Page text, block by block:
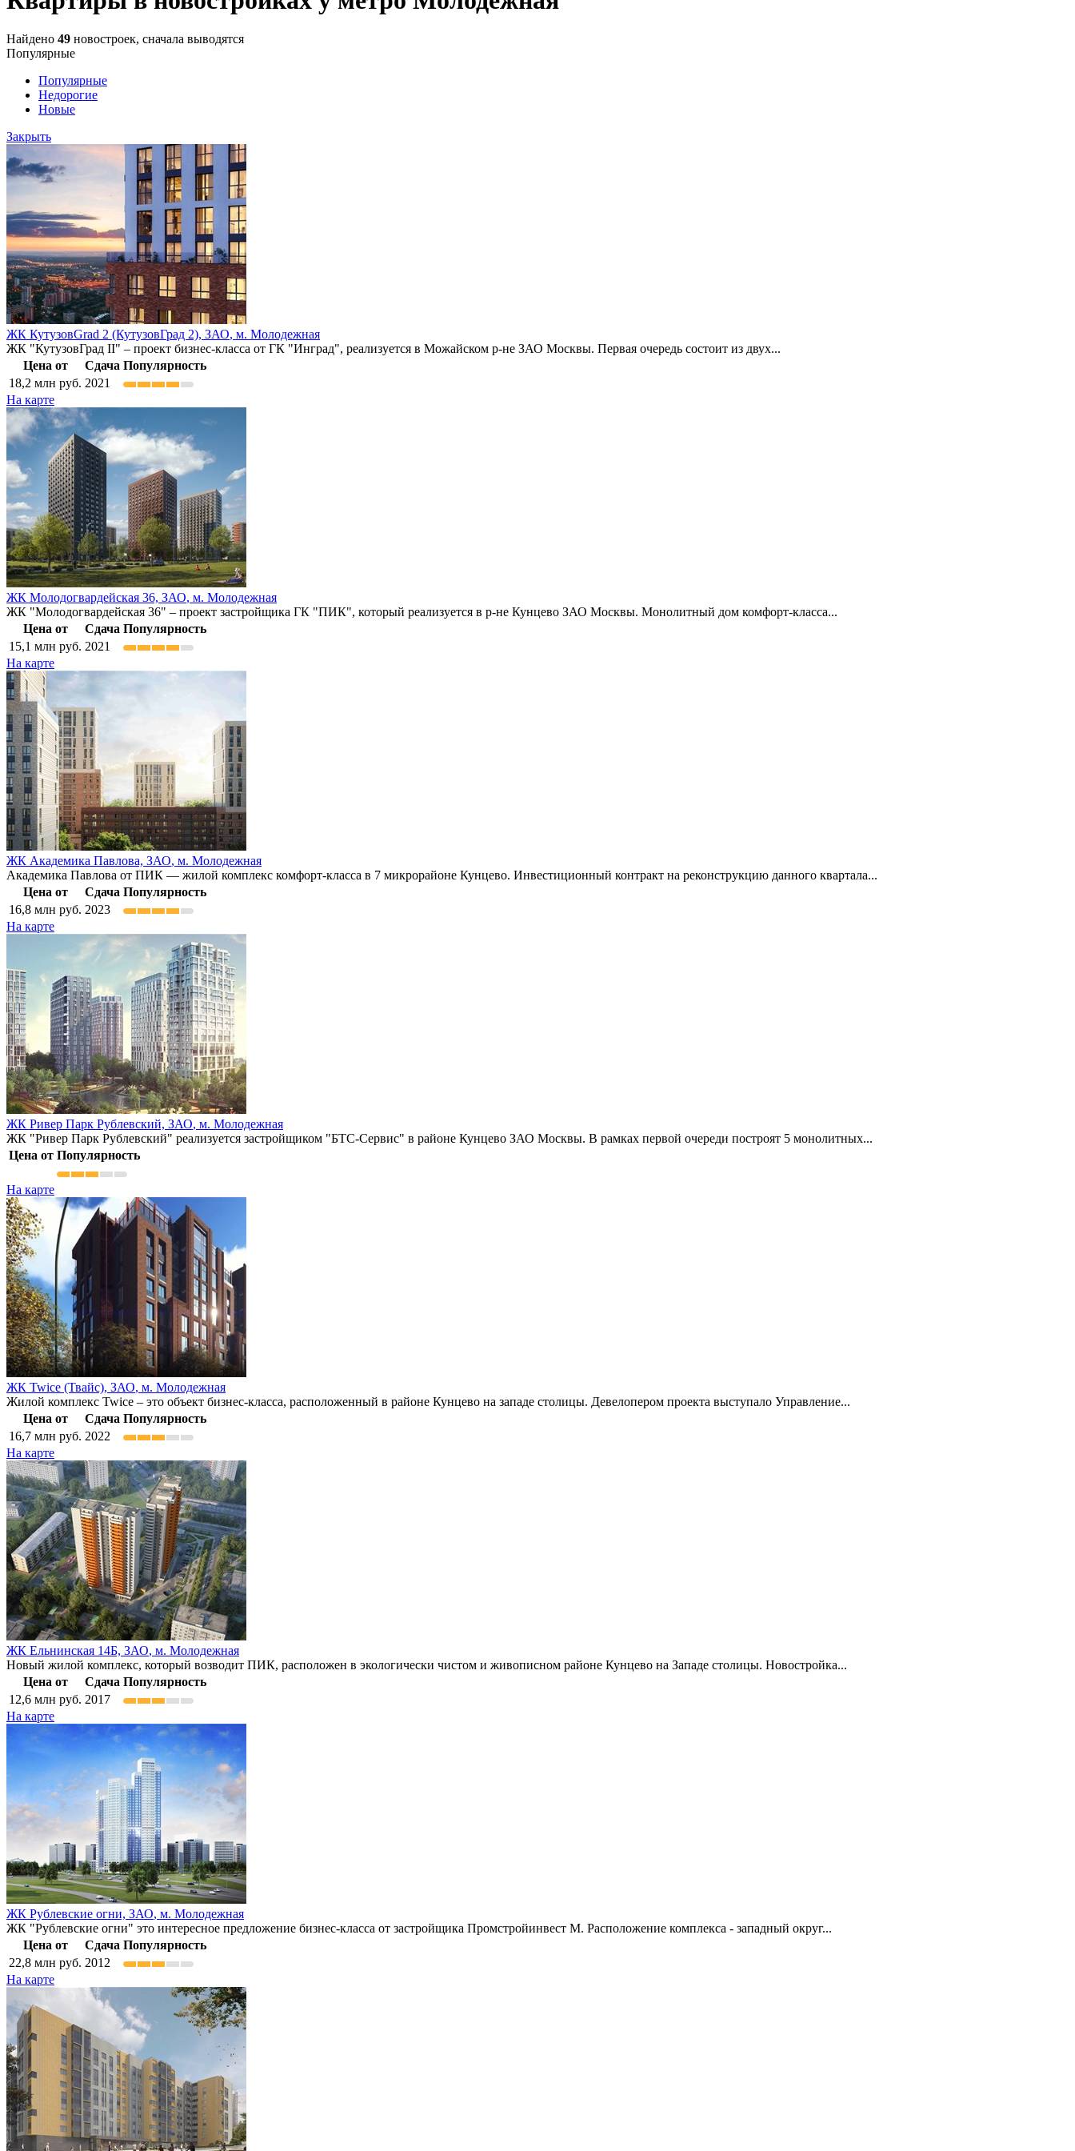
Найдено 49 новостроек, сначала выводятся
Популярные
Популярные
Недорогие
Новые
Закрыть
ЖК КутузовGrad 2 (КутузовГрад 2), ЗАО, м. Молодежная
ЖК "КутузовГрад II" – проект бизнес-класса от ГК "Инград", реализуется в Можайском р-не ЗАО Москвы. Первая очередь состоит из двух...
Цена от
Сдача Популярность
18,2 млн руб. 2021
На карте
ЖК Молодогвардейская 36, ЗАО, м. Молодежная
ЖК "Молодогвардейская 36" – проект застройщика ГК "ПИК", который реализуется в р-не Кунцево ЗАО Москвы. Монолитный дом комфорт-класса...
Цена от
Сдача Популярность
15,1 млн руб. 2021
На карте
ЖК Академика Павлова, ЗАО, м. Молодежная
Академика Павлова от ПИК — жилой комплекс комфорт-класса в 7 микрорайоне Кунцево. Инвестиционный контракт на реконструкцию данного квартала...
Цена от
Сдача Популярность
16,8 млн руб. 2023
На карте
ЖК Ривер Парк Рублевский, ЗАО, м. Молодежная
ЖК "Ривер Парк Рублевский" реализуется застройщиком "БТС-Сервис" в районе Кунцево ЗАО Москвы. В рамках первой очереди построят 5 монолитных...
Цена от Популярность
На карте
ЖК Twice (Твайс), ЗАО, м. Молодежная
Жилой комплекс Twice – это объект бизнес-класса, расположенный в районе Кунцево на западе столицы. Девелопером проекта выступало Управление...
Цена от
Сдача Популярность
16,7 млн руб. 2022
На карте
ЖК Ельнинская 14Б, ЗАО, м. Молодежная
Новый жилой комплекс, который возводит ПИК, расположен в экологически чистом и живописном районе Кунцево на Западе столицы. Новостройка...
Цена от
Сдача Популярность
12,6 млн руб. 2017
На карте
ЖК Рублевские огни, ЗАО, м. Молодежная
ЖК "Рублевские огни" это интересное предложение бизнес-класса от застройщика Промстройинвест М. Расположение комплекса - западный округ...
Цена от
Сдача Популярность
22,8 млн руб. 2012
На карте